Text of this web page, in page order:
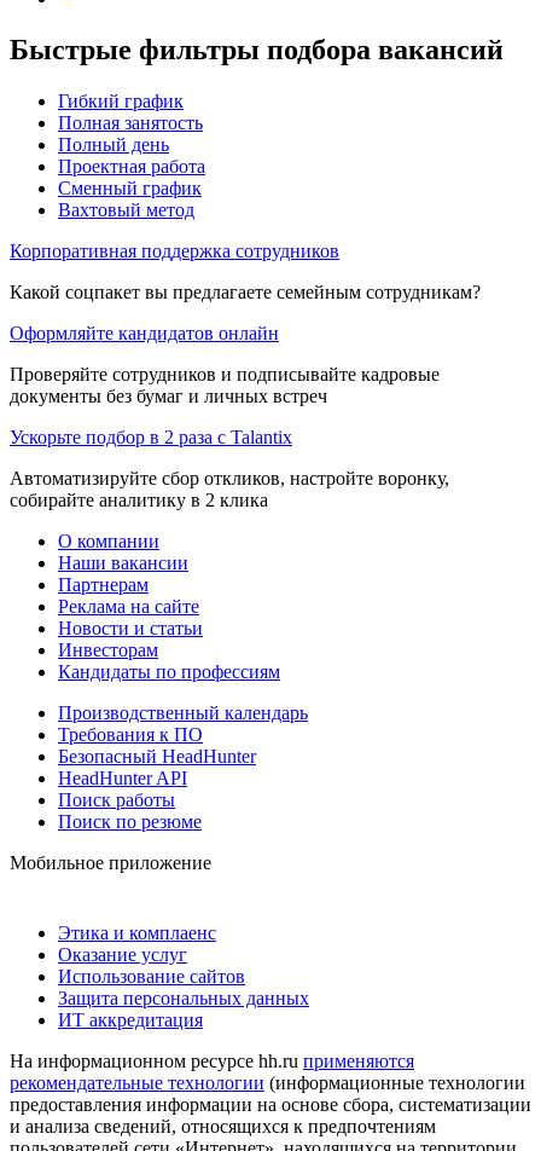
Быстрые фильтры подбора вакансий
Гибкий график
Полная занятость
Полный день
Проектная работа
Сменный график
Вахтовый метод
Корпоративная поддержка сотрудников
Какой соцпакет вы предлагаете семейным сотрудникам?
Оформляйте кандидатов онлайн
Проверяйте сотрудников и подписывайте кадровые
документы без бумаг и личных встреч
Ускорьте подбор в 2 раза с Talantix
Автоматизируйте сбор откликов, настройте воронку,
собирайте аналитику в 2 клика
О компании
Наши вакансии
Партнерам
Реклама на сайте
Новости и статьи
Инвесторам
Кандидаты по профессиям
Производственный календарь
Требования к ПО
Безопасный HeadHunter
HeadHunter API
Поиск работы
Поиск по резюме
Мобильное приложение
Этика и комплаенс
Оказание услуг
Использование сайтов
Защита персональных данных
ИТ аккредитация
На информационном ресурсе hh.ru применяются
рекомендательные технологии (информационные технологии
предоставления информации на основе сбора, систематизации
и анализа сведений, относящихся к предпочтениям